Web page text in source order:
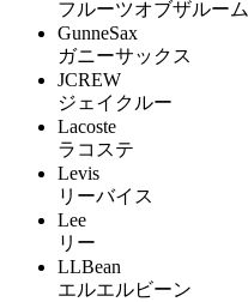
フルーツオブザルーム
GunneSax
ガニーサックス
JCREW
ジェイクルー
Lacoste
ラコステ
Levis
リーバイス
Lee
リー
LLBean
エルエルビーン